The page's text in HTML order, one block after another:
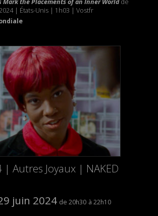
Mark the Placements of an Inner Worldde
| États-Unis | 1h03 | Vostfr
| Autres Joyaux | NAKED
juin 2024
20h30 22h10